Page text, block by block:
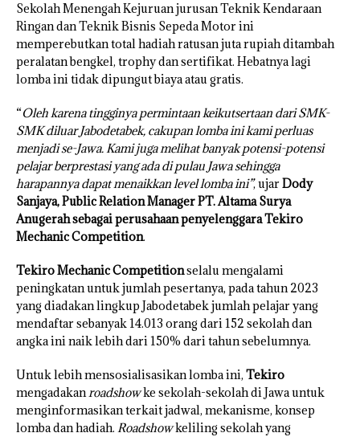
Sekolah Menengah Kejuruan jurusan Teknik Kendaraan
Ringan dan Teknik Bisnis Sepeda Motor ini
memperebutkan total hadiah ratusan juta rupiah ditambah
peralatan bengkel, trophy dan sertifikat. Hebatnya lagi
lomba ini tidak dipungut biaya atau gratis.
“Oleh karena tingginya permintaan keikutsertaan dari SMK-
SMK diluar Jabodetabek, cakupan lomba ini kami perluas
menjadi se-Jawa. Kami juga melihat banyak potensi-potensi
pelajar berprestasi yang ada di pulau Jawa sehingga
harapannya dapat menaikkan level lomba ini”, ujarDody
Sanjaya, Public Relation Manager PT. Altama Surya
Anugerah sebagai perusahaan penyelenggara Tekiro
Mechanic Competition.
Tekiro Mechanic Competitionselalu mengalami
peningkatan untuk jumlah pesertanya, pada tahun 2023
yang diadakan lingkup Jabodetabek jumlah pelajar yang
mendaftar sebanyak 14.013 orang dari 152 sekolah dan
angka ini naik lebih dari 150% dari tahun sebelumnya.
Untuk lebih mensosialisasikan lomba ini, Tekiro
mengadakanroadshowke sekolah-sekolah di Jawa untuk
menginformasikan terkait jadwal, mekanisme, konsep
lomba dan hadiah. Roadshowkeliling sekolah yang